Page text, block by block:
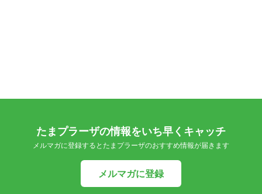
たまプラーザの情報をいち早くキャッチ
メルマガに登録するとたまプラーザのおすすめ情報が届きます
メルマガに登録